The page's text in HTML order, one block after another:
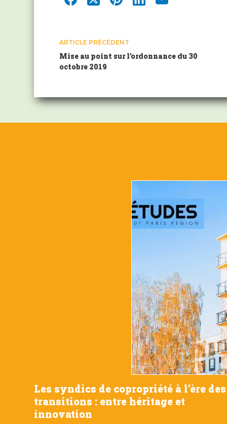
ARTICLE PRÉCÉDENT
Mise au point sur l’ordonnance du 30
octobre 2019
Les syndics de copropriété à l’ère des
transitions : entre héritage et
innovation